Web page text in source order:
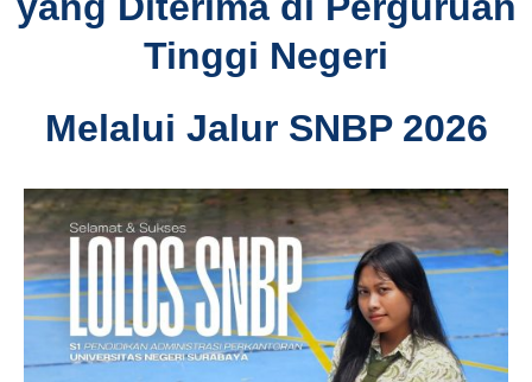
Tinggi Negeri
Melalui Jalur SNBP 2026